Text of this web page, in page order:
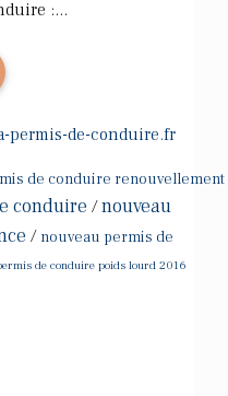
:...
permis-de-conduire.fr
de conduire renouvellement
conduire /nouveau
/ nouveau permis de
de conduire poids lourd 2016